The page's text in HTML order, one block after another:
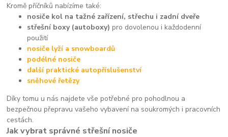
Kromě příčníků nabízíme také:
nosiče kol na tažné zařízení, střechu i zadní dveře
střešní boxy (autoboxy) pro dovolenou i každodenní
použití
nosiče lyží a snowboardů
podélné nosiče
další praktické autopříslušenství
sněhové řetězy
Díky tomu u nás najdete vše potřebné pro pohodlnou a
bezpečnou přepravu vašeho vybavení na soukromých i pracovních
cestách.
Jak vybrat správné střešní nosiče